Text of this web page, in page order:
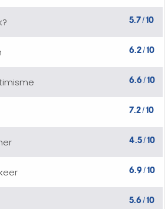
5.7/10
6.2/10
6.6 /10
7.2/10
4.5/10
6.9 /10
5.6 /10